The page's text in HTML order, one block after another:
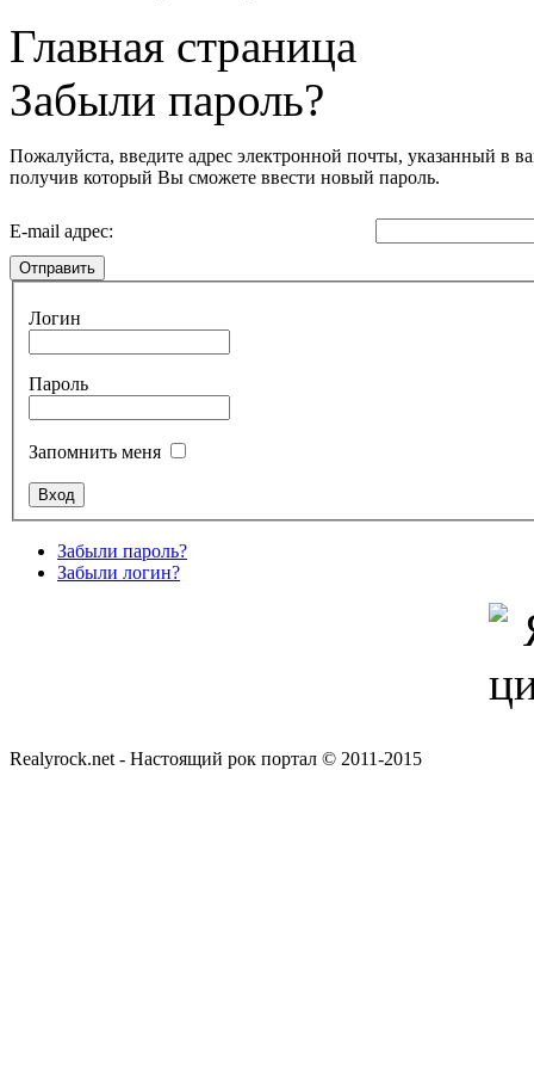
Главная страница
Забыли пароль?
Пожалуйста, введите адрес электронной почты, указанный в
получив который Вы сможете ввести новый пароль.
E-mail адрес:
Отправить
Логин
Пароль
Запомнить меня
Забыли пароль?
Забыли логин?
Realyrock.net - Настоящий рок портал © 2011-2015